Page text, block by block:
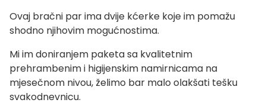
Ovaj bračni par ima dvije kćerke koje im pomažu
shodno njihovim mogućnostima.
Mi im doniranjem paketa sa kvalitetnim
prehrambenim i higijenskim namirnicama na
mjesečnom nivou, želimo bar malo olakšati tešku
svakodnevnicu.